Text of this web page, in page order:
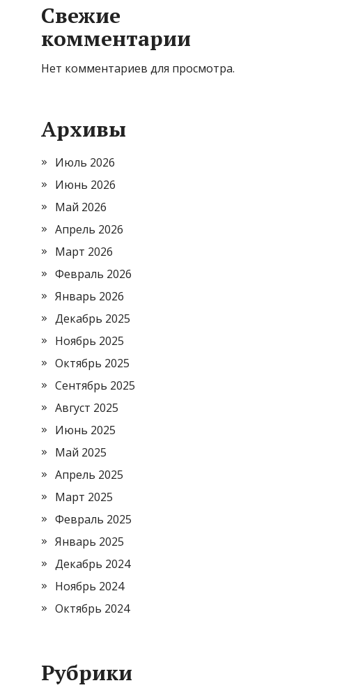
Свежие
комментарии
Нет комментариев для просмотра.
Архивы
Июль 2026
Июнь 2026
Май 2026
Апрель 2026
Март 2026
Февраль 2026
Январь 2026
Декабрь 2025
Ноябрь 2025
Октябрь 2025
Сентябрь 2025
Август 2025
Июнь 2025
Май 2025
Апрель 2025
Март 2025
Февраль 2025
Январь 2025
Декабрь 2024
Ноябрь 2024
Октябрь 2024
Рубрики